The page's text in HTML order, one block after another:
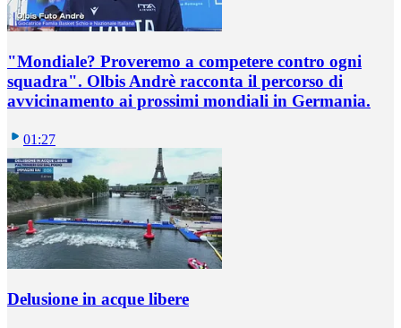
"Mondiale? Proveremo a competere contro ogni
squadra". Olbis Andrè racconta il percorso di
avvicinamento ai prossimi mondiali in Germania.
01:27
Delusione in acque libere